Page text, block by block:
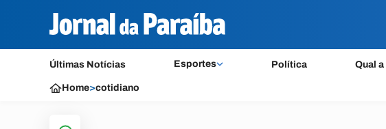
Últimas Notícias Esportes Política Qual
Home>cotidiano